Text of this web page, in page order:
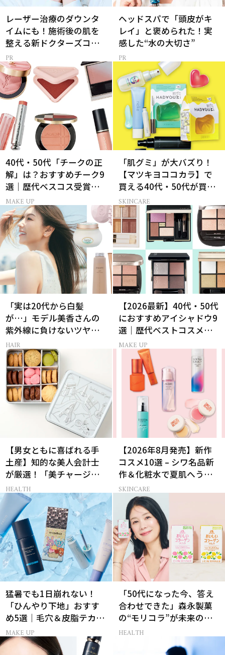
レーザー治療のダウンタ
イムにも！施術後の肌を
整える新ドクターズコス
メ
ヘッドスパで「頭皮がキ
レイ」と褒められた！実
感した“水の大切さ”
40代・50代「チークの正
解」は？おすすめチーク9
選｜歴代ベスコス受賞ま
とめ＆正しい使い方
MAKE UP
「肌グミ」が大バズり！
【マツキヨココカラ】で
買える40代・50代が買う
べき夏コスメ
SKINCARE
「実は20代から白髪
が…」モデル美香さんの
紫外線に負けないツヤ美
髪ケア
HAIR
【2026最新】40代・50代
におすすめアイシャドウ9
選｜歴代ベストコスメ受
賞まとめ
MAKE UP
【男女ともに喜ばれる手
土産】知的な美人会計士
が厳選！「美チャージギ
フト」3選
HEALTH
【2026年8月発売】新作
コスメ10選 – シワ名品新
作＆化粧水で夏肌へうる
おいチャージ
SKINCARE
猛暑でも1日崩れない！
「ひんやり下地」おすす
め5選｜毛穴＆皮脂テカリ
対策
MAKE UP
「50代になった今、答え
合わせできた」森永製菓
の“モリコラ”が未来のキ
レイを連れてくる！
HEALTH